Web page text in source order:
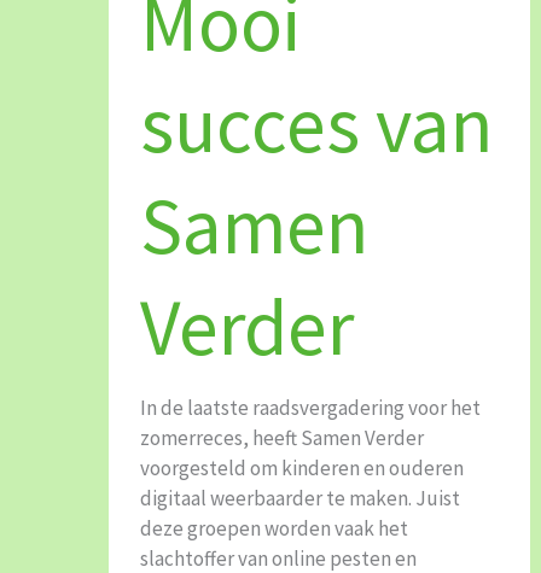
Mooi
succes van
Samen
Verder
In de laatste raadsvergadering voor het
zomerreces, heeft Samen Verder
voorgesteld om kinderen en ouderen
digitaal weerbaarder te maken. Juist
deze groepen worden vaak het
slachtoffer van online pesten en
van
Samen